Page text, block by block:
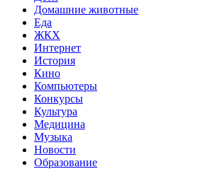
Домашние животные
Еда
ЖКХ
Интернет
История
Кино
Компьютеры
Конкурсы
Культура
Медицина
Музыка
Новости
Образование